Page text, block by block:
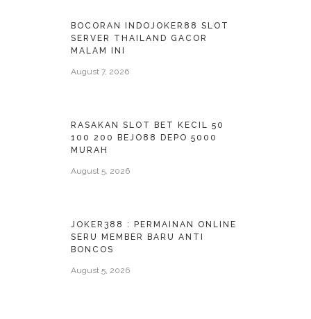
BOCORAN INDOJOKER88 SLOT
SERVER THAILAND GACOR
MALAM INI
August 7, 2026
RASAKAN SLOT BET KECIL 50
100 200 BEJO88 DEPO 5000
MURAH
August 5, 2026
JOKER388 : PERMAINAN ONLINE
SERU MEMBER BARU ANTI
BONCOS
August 5, 2026